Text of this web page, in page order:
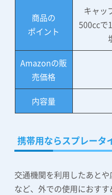
商品の
ポイント
キャッ
500ccで
Amazonの販
売価格
内容量
携帯用ならスプレータ
交通機関を利用したあと
など、外での使用におす